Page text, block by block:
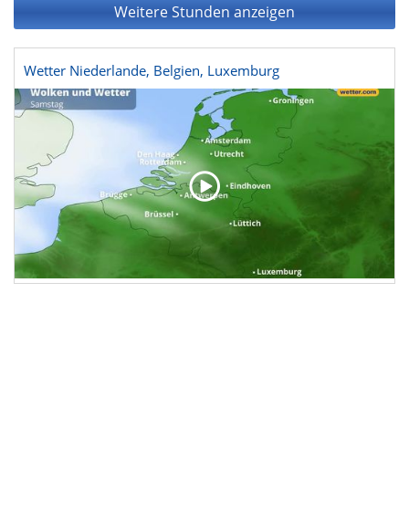
Weitere Stunden anzeigen
Wetter Niederlande, Belgien, Luxemburg